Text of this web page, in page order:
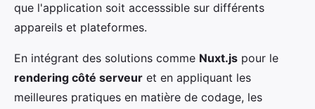
que l'application soit accesssible sur différents
appareils et plateformes.
En intégrant des solutions comme Nuxt.js pour le
rendering côté serveur et en appliquant les
meilleures pratiques en matière de codage, les